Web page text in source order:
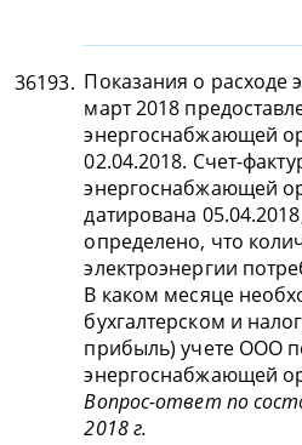
36193. Показания о расходе
март 2018
энергоснабжающей
02.04.2018. Счет-
энергоснабжающей
датирована
определено, что
электроэнергии
В каком месяце
бухгалтерском и
прибыль) учете ООО
энергоснабжающей
Вопрос-ответ по
2018 г.